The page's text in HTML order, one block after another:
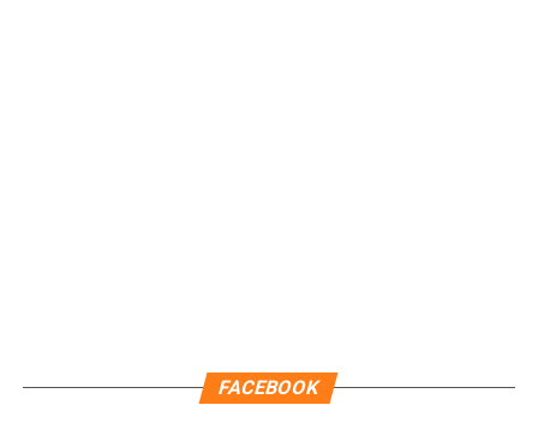
formalización del fideicomiso, se establecen mecanismos
FACEBOOK